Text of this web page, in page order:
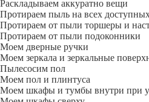
Раскладываем аккуратно вещи
Протираем пыль на всех
Протираем от пыли торшеры и
Протираем от пыли подоконники
Моем дверные ручки
Моем зеркала и зеркальные
Пылесосим пол
Моем пол и плинтуса
Моем шкафы и тумбы внутри при